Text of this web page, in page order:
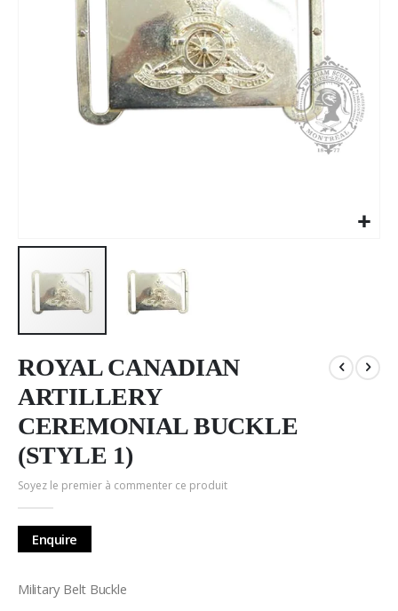
au
début
de
la
Galerie
d’images
ROYAL CANADIAN
ARTILLERY
CEREMONIAL BUCKLE
(STYLE 1)
Soyez le premier à commenter ce produit
Enquire
Military Belt Buckle